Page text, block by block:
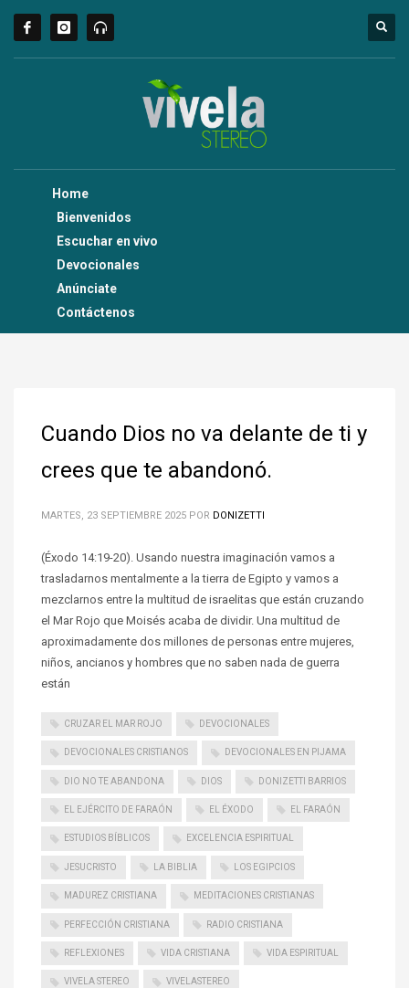
Home
Bienvenidos
Escuchar en vivo
Devocionales
Anúnciate
Contáctenos
Cuando Dios no va delante de ti y
crees que te abandonó.
MARTES, 23 SEPTIEMBRE 2025 POR DONIZETTI
(Éxodo 14:19-20). Usando nuestra imaginación vamos a
trasladarnos mentalmente a la tierra de Egipto y vamos a
mezclarnos entre la multitud de israelitas que están cruzando
el Mar Rojo que Moisés acaba de dividir. Una multitud de
aproximadamente dos millones de personas entre mujeres,
niños, ancianos y hombres que no saben nada de guerra
están
CRUZAR EL MAR ROJO DEVOCIONALES
DEVOCIONALES CRISTIANOS DEVOCIONALES EN PIJAMA
DIO NO TE ABANDONA DIOS DONIZETTI BARRIOS
EL EJÉRCITO DE FARAÓN EL ÉXODO EL FARAÓN
ESTUDIOS BÍBLICOS EXCELENCIA ESPIRITUAL
JESUCRISTO LA BIBLIA LOS EGIPCIOS
MADUREZ CRISTIANA MEDITACIONES CRISTIANAS
PERFECCIÓN CRISTIANA RADIO CRISTIANA
REFLEXIONES VIDA CRISTIANA VIDA ESPIRITUAL
VIVELA STEREO VIVELASTEREO